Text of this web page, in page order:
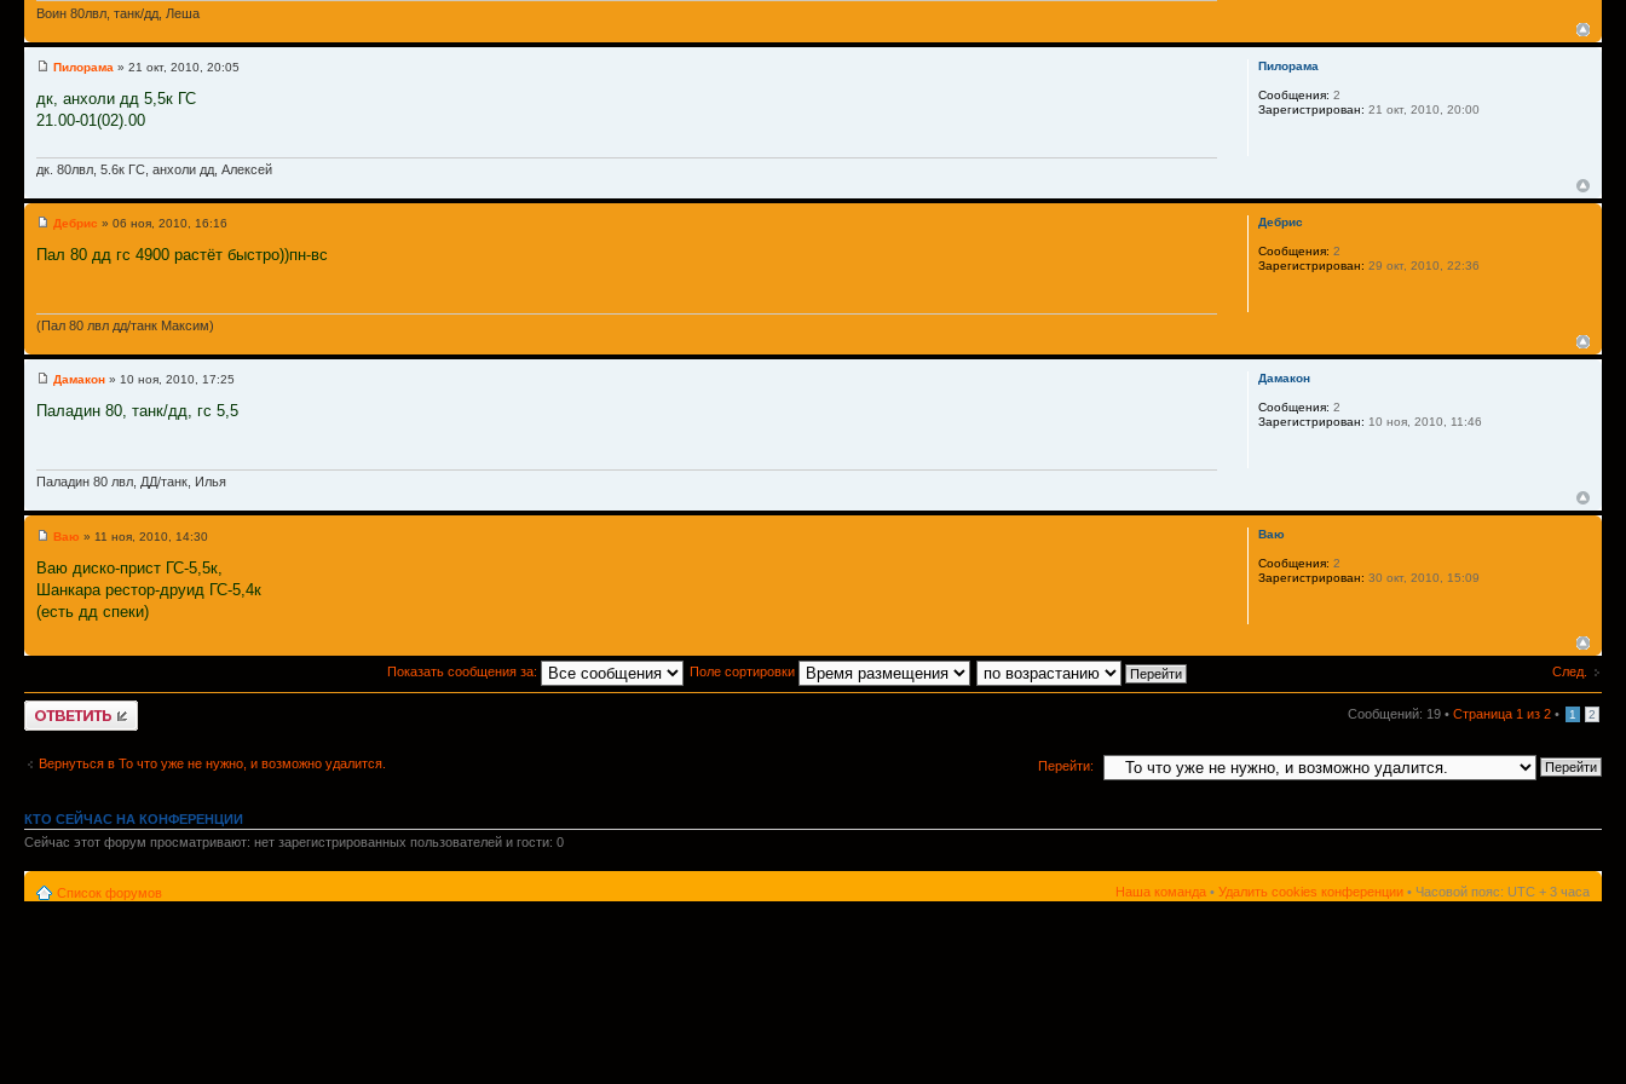
Воин 80лвл, танк/дд, Леша
Пилорама » 21 окт, 2010, 20:05
дк, анхоли дд 5,5к ГС
21.00-01(02).00
дк. 80лвл, 5.6к ГС, анхоли дд, Алексей
Пилорама
Сообщения: 2
Зарегистрирован: 21 окт, 2010, 20:00
Дебрис » 06 ноя, 2010, 16:16
Пал 80 дд гс 4900 растёт быстро))пн-вс
(Пал 80 лвл дд/танк Максим)
Дебрис
Сообщения: 2
Зарегистрирован: 29 окт, 2010, 22:36
Дамакон » 10 ноя, 2010, 17:25
Паладин 80, танк/дд, гс 5,5
Паладин 80 лвл, ДД/танк, Илья
Дамакон
Сообщения: 2
Зарегистрирован: 10 ноя, 2010, 11:46
Ваю » 11 ноя, 2010, 14:30
Ваю диско-прист ГС-5,5к,
Шанкара рестор-друид ГС-5,4к
(есть дд спеки)
Ваю
Сообщения: 2
Зарегистрирован: 30 окт, 2010, 15:09
След.
Показать сообщения за: Поле сортировки
Ответить Сообщений: 19 • Страница 1 из 2 • 1 2
Вернуться в То что уже не нужно, и возможно удалится. Перейти:
КТО СЕЙЧАС НА КОНФЕРЕНЦИИ
Сейчас этот форум просматривают: нет зарегистрированных пользователей и гости: 0
Список форумов Наша команда • Удалить cookies конференции • Часовой пояс: UTC + 3 часа